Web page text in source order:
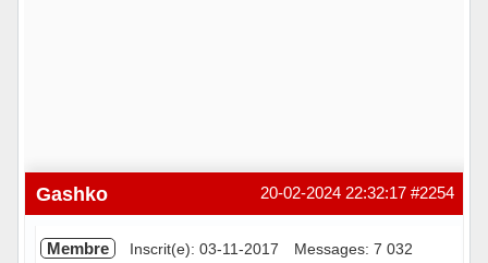
#2254
20-02-2024 22:32:17
Gashko
Membre Inscrit(e): 03-11-2017 Messages: 7 032